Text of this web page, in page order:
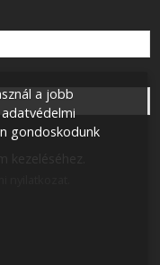
nyilatkozat
a jobb
gondoskodunk